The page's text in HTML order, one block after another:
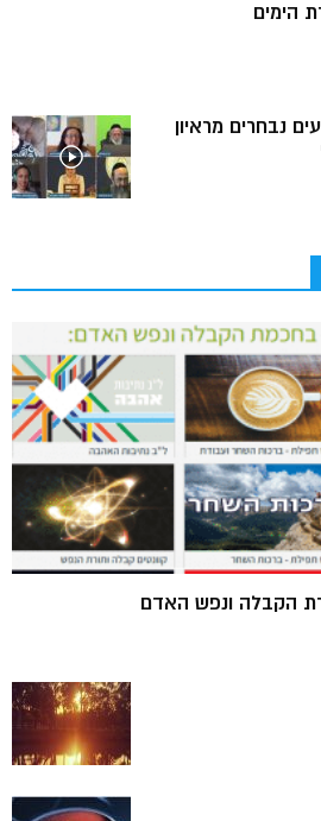
הימים
נבחרים מראיון
הקבלה ונפש האדם